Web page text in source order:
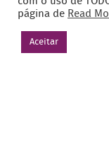
página de Read
Aceitar